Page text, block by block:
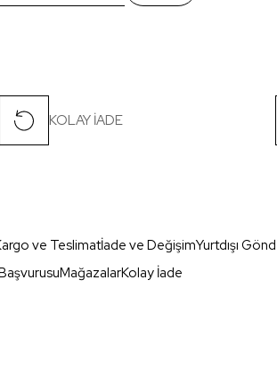
KOLAY İADE
ve Teslimatİade ve DeğişimYurtdışı
MağazalarKolay İade